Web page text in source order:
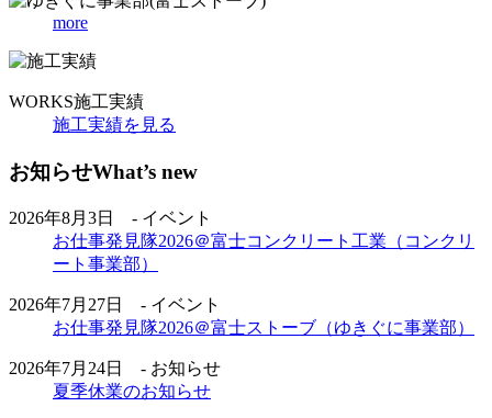
more
WORKS施工実績
施工実績を見る
お知らせWhat’s new
2026年8月3日 - イベント
お仕事発見隊2026＠富士コンクリート工業（コンクリ
ート事業部）
2026年7月27日 - イベント
お仕事発見隊2026＠富士ストーブ（ゆきぐに事業部）
2026年7月24日 - お知らせ
夏季休業のお知らせ